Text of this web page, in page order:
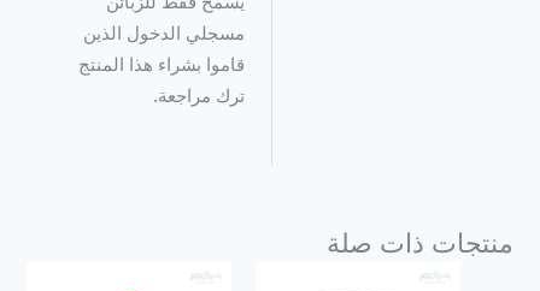
مسجلي الدخول الذين
قاموا بشراء هذا المنتج
ترك مراجعة.
منتجات ذات صلة